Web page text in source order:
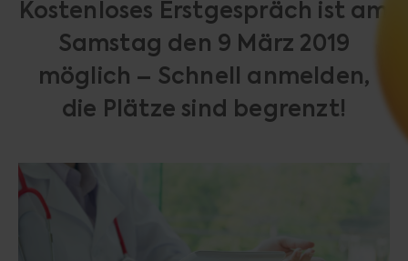
RS
HR
PL
UA
Kostenloses Erstgespräch ist am
Samstag den 9 März 2019
möglich – Schnell anmelden,
die Plätze sind begrenzt!